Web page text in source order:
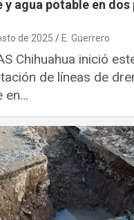
y agua potable en dos
de 2025 E. Guerrero
Chihuahua inició
de líneas de
en…